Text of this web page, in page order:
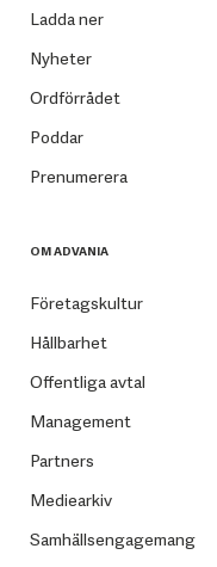
Ladda ner
Nyheter
Ordförrådet
Poddar
Prenumerera
OM ADVANIA
Företagskultur
Hållbarhet
Offentliga avtal
Management
Partners
Mediearkiv
Samhällsengagemang